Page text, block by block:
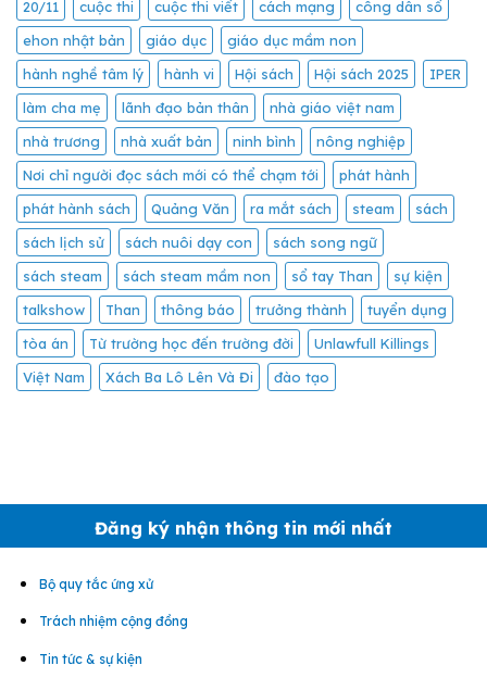
20/11 cuộc thi cuộc thi viết cách mạng
công dân số
ehon nhật bản
giáo dục
giáo dục mầm non
hành nghề tâm lý
hành vi Hội sách Hội sách 2025
IPER
làm cha mẹ
lãnh đạo bản thân
nhà giáo việt nam
nhà trương
nhà xuất bản ninh bình
nông nghiệp
Nơi chỉ người đọc sách mới có thể chạm tới
phát hành
phát hành sách
Quảng Văn ra mắt sách steam
sách
sách lịch sử
sách nuôi dạy con
sách song ngữ
sách steam
sách steam mầm non sổ tay Than
sự kiện
talkshow
Than thông báo trưởng thành
tuyển dụng
tòa án
Từ trường học đến trường đời
Unlawfull Killings
Việt Nam
Xách Ba Lô Lên Và Đi đào tạo
Đăng ký nhận thông tin mới nhất
Bộ quy tắc ứng xử
Trách nhiệm cộng đồng
Tin tức & sự kiện